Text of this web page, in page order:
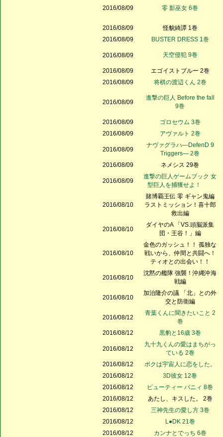
2016/08/09 零 影巫女 6巻
2016/08/09
怪貌綺譚 1巻
2016/08/09
BUSTER DRESS 1巻
2016/08/09 天空侵犯 9巻
2016/08/09
エゴイストブルー 2巻
2016/08/09
将棋の渡辺くん 2巻
2016/08/09
進撃の巨人 Before the fall
9巻
2016/08/09
ゴロセウム 3巻
2016/08/09
アヴァルト 2巻
2016/08/09
ナヴァグラハ―DefenD 9
Triggers― 2巻
2016/08/09
ネメシス 29巻
2016/08/09
進撃の巨人ゲームブック 女
型巨人を捕獲せよ！
2016/08/10
賭博覇王伝 零 ギャン鬼編
ラストミッション！喜十郎
救出編
2016/08/10
ダイヤのA 「VS.頭脳派集
団・王谷！」編
2016/08/10
金色のガッシュ！！ 孤独な
戦いから、仲間と共闘へ！
ティオとの出会い！！
2016/08/10
沈黙の艦隊 強襲！沖縄沖海
戦編
2016/08/10
加治隆介の議 「北」との外
交と防衛編
2016/08/12
青葉くんに聞きたいこと 2
巻
2016/08/12
黒豹と16歳 3巻
2016/08/12
九十九くんの愛はまちがっ
ている 2巻
2016/08/12
ボクは宇宙人に恋をした。
2016/08/12
3D彼女 12巻
2016/08/12
ビューティー バニィ 8巻
2016/08/12
あたし、キスした。 2巻
2016/08/12
三神先生の愛し方 3巻
2016/08/12
L●DK 21巻
2016/08/12
カンナとでっち 6巻